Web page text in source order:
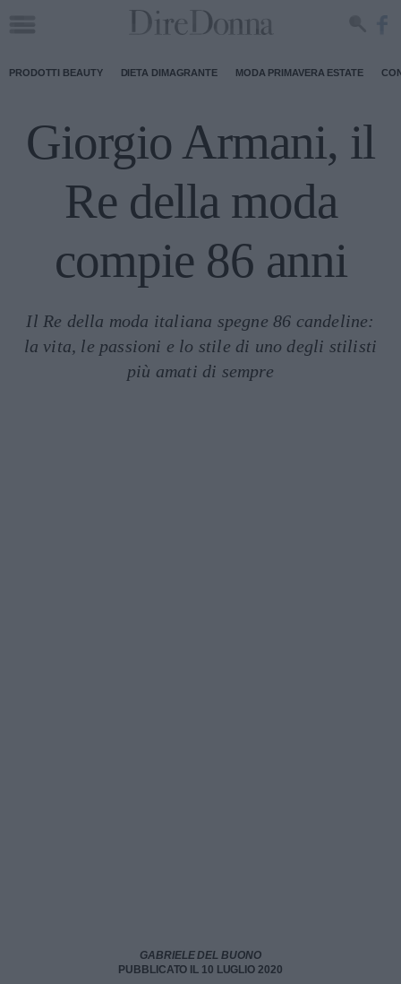
PRODOTTI BEAUTY DIETA DIMAGRANTE MODA PRIMAVERA ESTATE
Giorgio Armani, il
Re della moda
compie 86 anni
Il Re della moda italiana spegne 86 candeline:
la vita, le passioni e lo stile di uno degli stilisti
più amati di sempre
GABRIELE DEL BUONO
PUBBLICATO IL 10 LUGLIO 2020